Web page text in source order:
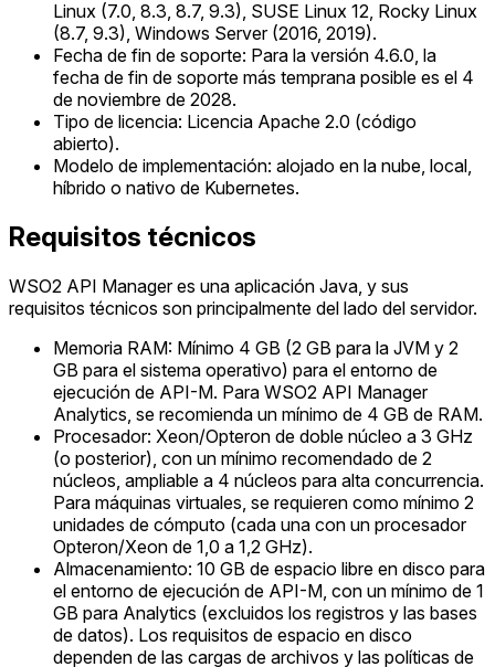
Linux (7.0, 8.3, 8.7, 9.3), SUSE Linux 12, Rocky Linux
(8.7, 9.3), Windows Server (2016, 2019).
Fecha de fin de soporte: Para la versión 4.6.0, la
fecha de fin de soporte más temprana posible es el 4
de noviembre de 2028.
Tipo de licencia: Licencia Apache 2.0 (código
abierto).
Modelo de implementación: alojado en la nube, local,
híbrido o nativo de Kubernetes.
Requisitos técnicos
WSO2 API Manager es una aplicación Java, y sus
requisitos técnicos son principalmente del lado del servidor.
Memoria RAM: Mínimo 4 GB (2 GB para la JVM y 2
GB para el sistema operativo) para el entorno de
ejecución de API-M. Para WSO2 API Manager
Analytics, se recomienda un mínimo de 4 GB de RAM.
Procesador: Xeon/Opteron de doble núcleo a 3 GHz
(o posterior), con un mínimo recomendado de 2
núcleos, ampliable a 4 núcleos para alta concurrencia.
Para máquinas virtuales, se requieren como mínimo 2
unidades de cómputo (cada una con un procesador
Opteron/Xeon de 1,0 a 1,2 GHz).
Almacenamiento: 10 GB de espacio libre en disco para
el entorno de ejecución de API-M, con un mínimo de 1
GB para Analytics (excluidos los registros y las bases
de datos). Los requisitos de espacio en disco
dependen de las cargas de archivos y las políticas de